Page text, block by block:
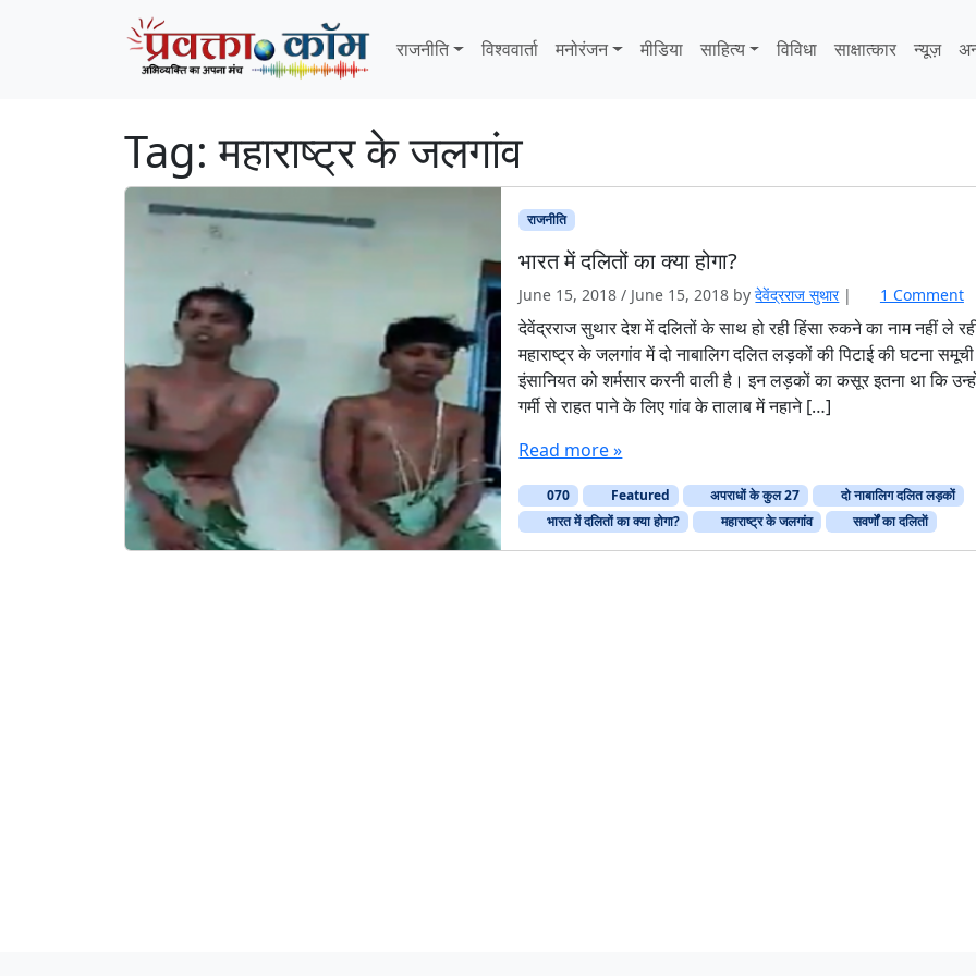
राजनीति
विश्ववार्ता मनोरंजन मीडिया साहित्‍य विविधा साक्षात्‍कार न्यूज़
Tag:महाराष्ट्र के जलगांव
राजनीति
भारत में दलितों का क्या होगा?
June 15, 2018 / June 15, 2018 byदेवेंद्रराज सुथार | 1 Commento
n
भा
र
त
का
हो
देवेंद्रराज सुथार देश में दलितों के साथ हो रही हिंसा रुकने का नाम नहीं ले
महाराष्ट्र के जलगांव में दो नाबालिग दलित लड़कों की पिटाई की घटना समूची
इंसानियत को शर्मसार करनी वाली है। इन लड़कों का कसूर इतना था कि
गर्मी से राहत पाने के लिए गांव के तालाब में नहाने […]
Read more »
070 Featured अपराधों के कुल 27
दो नाबालिग दलित लड़कों
भारत में दलितों का क्या होगा?
महाराष्ट्र के जलगांव सवर्णों का दलिताें